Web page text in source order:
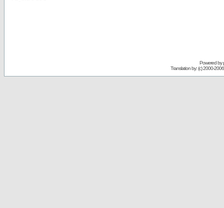
Powered by
Translation by: (c) 2000-